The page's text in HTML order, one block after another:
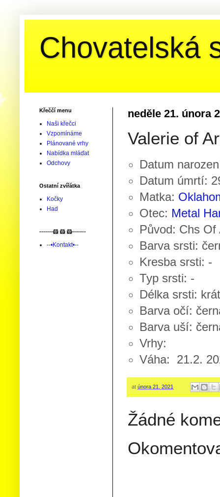
Chovatelská
neděle 21. února
Valerie of
Datum
Datum úmrtí:
Matka:
Otec: Metal
Původ: Chs Of
Barva srsti:
Kresba srsti: -
Typ srsti: -
Délka srsti:
Barva očí:
Barva uší:
Vrhy:
Váha: 21.2.
at února 21, 2021
Žádné
Křeččí menu
Naši křečci
Vzpomínáme
Plánované vrhy
Nabídka mláďat
Odchovy
Ostatní zvířátka
Kočky
Had
-------🐹 🐹 🐹-------
--•Kontakt•--